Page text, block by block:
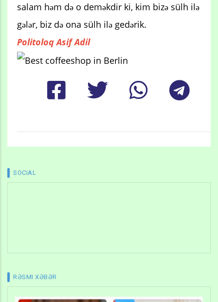
salam həm də o deməkdir ki, kim bizə sülh ilə
gələr, biz də ona sülh ilə gedərik.
Politoloq Asif Adil
SOCIAL
RƏSMI XƏBƏR